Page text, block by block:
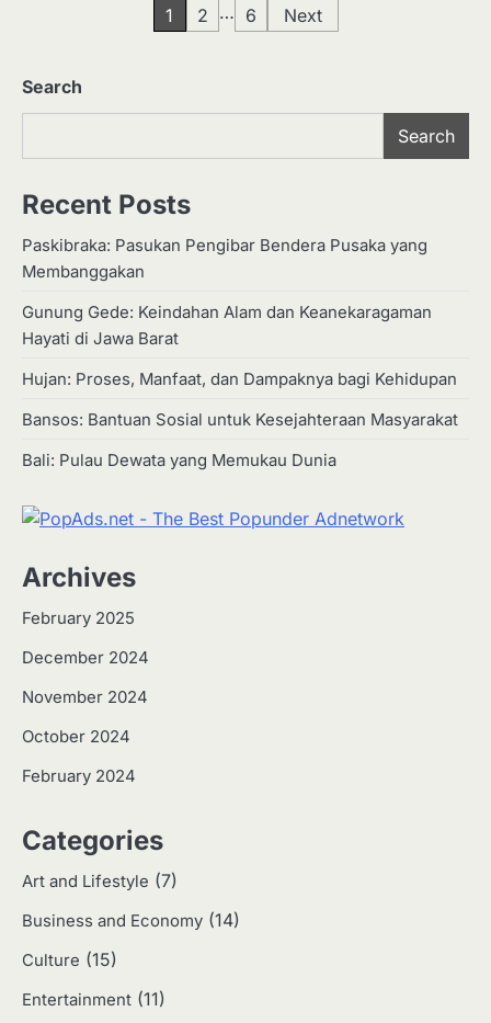
1 2 … 6 Next
Search
Search
Recent Posts
Paskibraka: Pasukan Pengibar Bendera Pusaka yang
Membanggakan
Gunung Gede: Keindahan Alam dan Keanekaragaman
Hayati di Jawa Barat
Hujan: Proses, Manfaat, dan Dampaknya bagi Kehidupan
Bansos: Bantuan Sosial untuk Kesejahteraan Masyarakat
Bali: Pulau Dewata yang Memukau Dunia
Archives
February 2025
December 2024
November 2024
October 2024
February 2024
Categories
Art and Lifestyle (7)
Business and Economy (14)
Culture (15)
Entertainment (11)
2
3
Jasa Menulis: Peluang Bisnis Kreatif
Eco Contributor
5
Jasa Desain: Peluang Usaha Kreatif
di Era Digital